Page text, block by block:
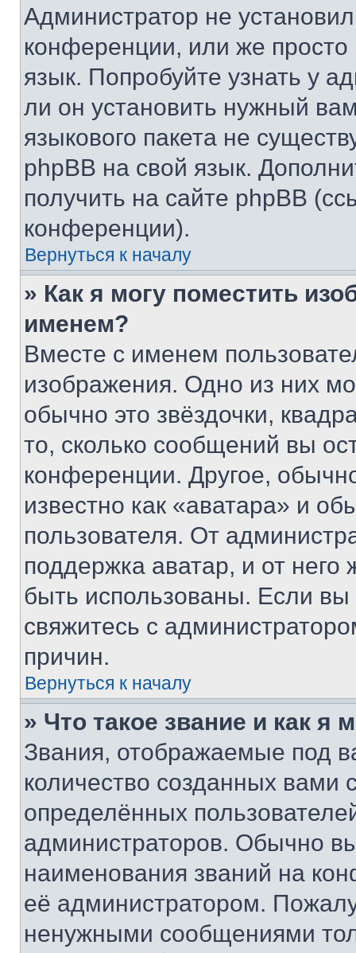
Администратор не
конференции, или же
язык. Попробуйте узнать у
ли он установить нужный
языкового пакета не
phpBB на свой язык.
получить на сайте phpBB
конференции).
Вернуться к началу
» Как я могу поместить
именем?
Вместе с именем
изображения. Одно из них
обычно это звёздочки,
то, сколько сообщений вы
конференции. Другое,
известно как «аватара» и
пользователя. От
поддержка аватар, и от него
быть использованы. Если
свяжитесь с
причин.
Вернуться к началу
» Что такое звание и как я
Звания, отображаемые под
количество созданных
определённых
администраторов. Обычно
наименования званий на
её администратором.
ненужными сообщениями